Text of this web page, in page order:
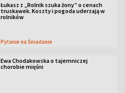
Łukasz z „Rolnik szuka żony” o cenach
truskawek. Koszty i pogoda uderzają w
rolników
Pytanie na Śniadanie
Ewa Chodakowska o tajemniczej
chorobie mięśni